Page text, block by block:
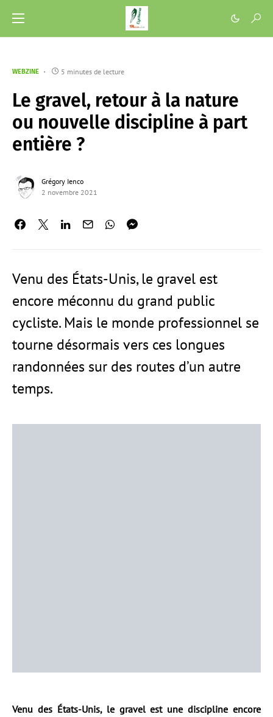
WEBZINE 5 minutes de lecture
Le gravel, retour à la nature
ou nouvelle discipline à part
entière ?
Grégory Ienco
2 novembre 2021
Venu des États-Unis, le gravel est
encore méconnu du grand public
cycliste. Mais le monde professionnel se
tourne désormais vers ces longues
randonnées sur des routes d’un autre
temps.
Venu des États-Unis, le gravel est une discipline encore